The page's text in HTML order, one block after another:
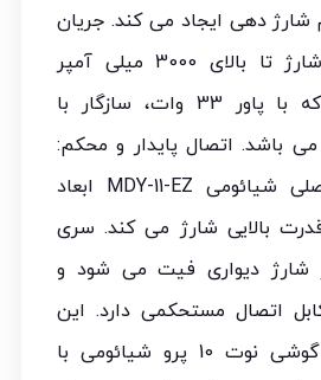
شارژ دهی ایجاد می کند. جریان
شارژ 3A: جریان شارژ تا بالای 3000 میلی آمپر
ساعت می باشد که با پاور 33 وات، سازگار با
باشد. اتصال پایدار و محکم:
شارژر 33 وات اصلی شیائومی MDY-11-EZ ابعاد
بالایی شارژ می کند. سری
شارژ دیواری فیت می شود و
اتصال مستحکمی دارد. این
شارژر قادر است گوشی نوت 10 پرو شیائومی با